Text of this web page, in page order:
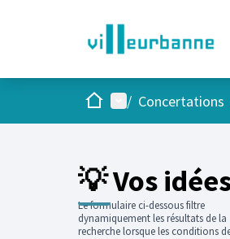
AccueilMenu principal
/ Concertations
💡 Vos
Le formulaire ci-dessous filtre
dynamiquement les résultats de la
recherche lorsque les conditions